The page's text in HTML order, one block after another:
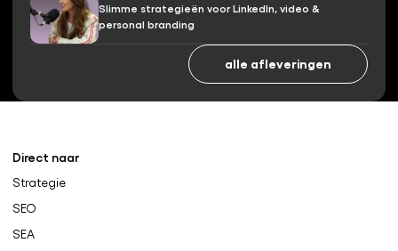
Slimme strategieën voor LinkedIn, video &
personal branding
alle afleveringen
Direct naar
Strategie
SEO
SEA